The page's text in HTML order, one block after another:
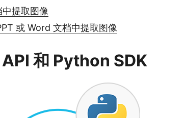
提取图像
或 Word 文档中提取图像
API 和 Python SDK